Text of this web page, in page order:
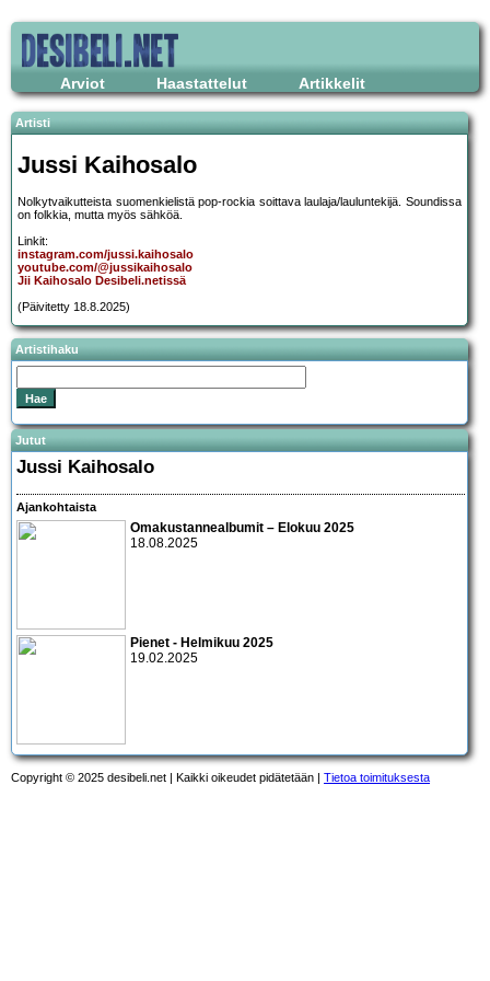
Arviot Haastattelut Artikkelit
Artisti
Jussi Kaihosalo
Nolkytvaikutteista suomenkielistä pop-rockia soittava laulaja/lauluntekijä. Soundissa
on folkkia, mutta myös sähköä.
Linkit:
instagram.com/jussi.kaihosalo
youtube.com/@jussikaihosalo
Jii Kaihosalo Desibeli.netissä
(Päivitetty 18.8.2025)
Artistihaku
Jutut
Jussi Kaihosalo
Ajankohtaista
Omakustannealbumit – Elokuu 2025
18.08.2025
Pienet - Helmikuu 2025
19.02.2025
Copyright © 2025 desibeli.net | Kaikki oikeudet pidätetään | Tietoa toimituksesta